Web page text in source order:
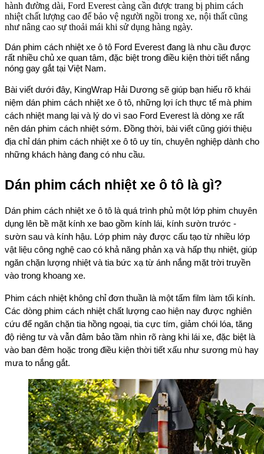
hành đường dài, Ford Everest càng cần được trang bị phim cách
nhiệt chất lượng cao để bảo vệ người ngồi trong xe, nội thất cũng
như nâng cao sự thoải mái khi sử dụng hàng ngày.
Dán phim cách nhiệt xe ô tô Ford Everest đang là nhu cầu được
rất nhiều chủ xe quan tâm, đặc biệt trong điều kiện thời tiết nắng
nóng gay gắt tại Việt Nam.
Bài viết dưới đây, KingWrap Hải Dương sẽ giúp bạn hiểu rõ khái
niệm dán phim cách nhiệt xe ô tô, những lợi ích thực tế mà phim
cách nhiệt mang lại và lý do vì sao Ford Everest là dòng xe rất
nên dán phim cách nhiệt sớm. Đồng thời, bài viết cũng giới thiệu
địa chỉ dán phim cách nhiệt xe ô tô uy tín, chuyên nghiệp dành cho
những khách hàng đang có nhu cầu.
Dán phim cách nhiệt xe ô tô là gì?
Dán phim cách nhiệt xe ô tô là quá trình phủ một lớp phim chuyên
dụng lên bề mặt kính xe bao gồm kính lái, kính sườn trước -
sườn sau và kính hậu. Lớp phim này được cấu tạo từ nhiều lớp
vật liệu công nghệ cao có khả năng phản xạ và hấp thụ nhiệt, giúp
ngăn chặn lượng nhiệt và tia bức xạ từ ánh nắng mặt trời truyền
vào trong khoang xe.
Phim cách nhiệt không chỉ đơn thuần là một tấm film làm tối kính.
Các dòng phim cách nhiệt chất lượng cao hiện nay được nghiên
cứu để ngăn chặn tia hồng ngoại, tia cực tím, giảm chói lóa, tăng
độ riêng tư và vẫn đảm bảo tầm nhìn rõ ràng khi lái xe, đặc biệt là
vào ban đêm hoặc trong điều kiện thời tiết xấu như sương mù hay
mưa to nắng gắt.